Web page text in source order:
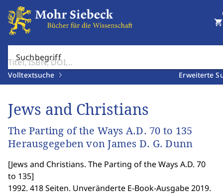
Suchbegriff
Volltextsuche Erweiterte
shopping_cart
Jews and Christians
The Parting of the Ways A.D. 70 to 135
Herausgegeben von James D. G. Dunn
[Jews and Christians. The Parting of the Ways A.D. 70
to 135]
1992. 418 Seiten. Unveränderte E-Book-Ausgabe 2019.